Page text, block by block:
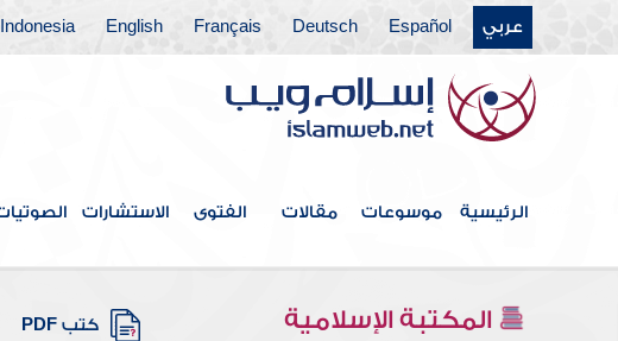
عربي Español
Deutsch
Français
English
Indonesia
الرئيسية موسوعات مقالات الفتوى الاستشارات
المكتبة الإسلامية كتب PDF
مطلب في أعظم المصائب
مطلب يستحب للمنتعل أن يفسح
مطلب لبس النبي صلى الله عليه
وسلم النعال السبتية